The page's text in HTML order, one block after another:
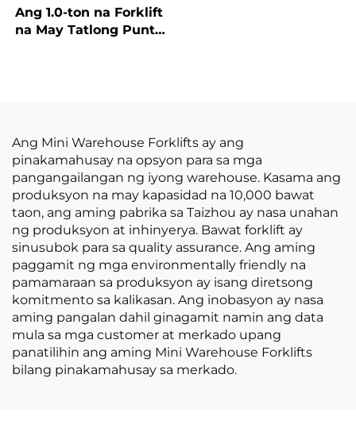
Ang 1.0-ton na Forklift
na May Tatlong Punto
Presyo
Ang Mini Warehouse Forklifts ay ang
pinakamahusay na opsyon para sa mga
pangangailangan ng iyong warehouse. Kasama ang
produksyon na may kapasidad na 10,000 bawat
taon, ang aming pabrika sa Taizhou ay nasa unahan
ng produksyon at inhinyerya. Bawat forklift ay
sinusubok para sa quality assurance. Ang aming
paggamit ng mga environmentally friendly na
pamamaraan sa produksyon ay isang diretsong
komitmento sa kalikasan. Ang inobasyon ay nasa
aming pangalan dahil ginagamit namin ang data
mula sa mga customer at merkado upang
panatilihin ang aming Mini Warehouse Forklifts
bilang pinakamahusay sa merkado.